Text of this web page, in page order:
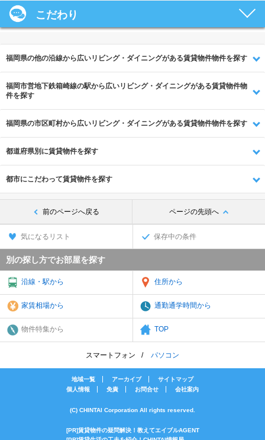
こだわり
福岡県の他の沿線から広いリビング・ダイニングがある賃貸物件物件を探す
福岡市営地下鉄箱崎線の駅から広いリビング・ダイニングがある賃貸物件物
件を探す
福岡県の市区町村から広いリビング・ダイニングがある賃貸物件物件を探す
都道府県別に賃貸物件を探す
都市にこだわって賃貸物件を探す
前のページへ戻る ページの先頭へ
気になるリスト 保存中の条件
別の探し方でお部屋を探す
沿線・駅から 住所から
家賃相場から 通勤通学時間から
物件特集から TOP
スマートフォン パソコン
地域一覧 アーカイブ
サイトマップ
個人情報
免責 お問合せ 会社案内
(C) CHINTAI Corporation All rights reserved.
[PR]賃貸物件の疑問解決！教えてエイブルAGENT